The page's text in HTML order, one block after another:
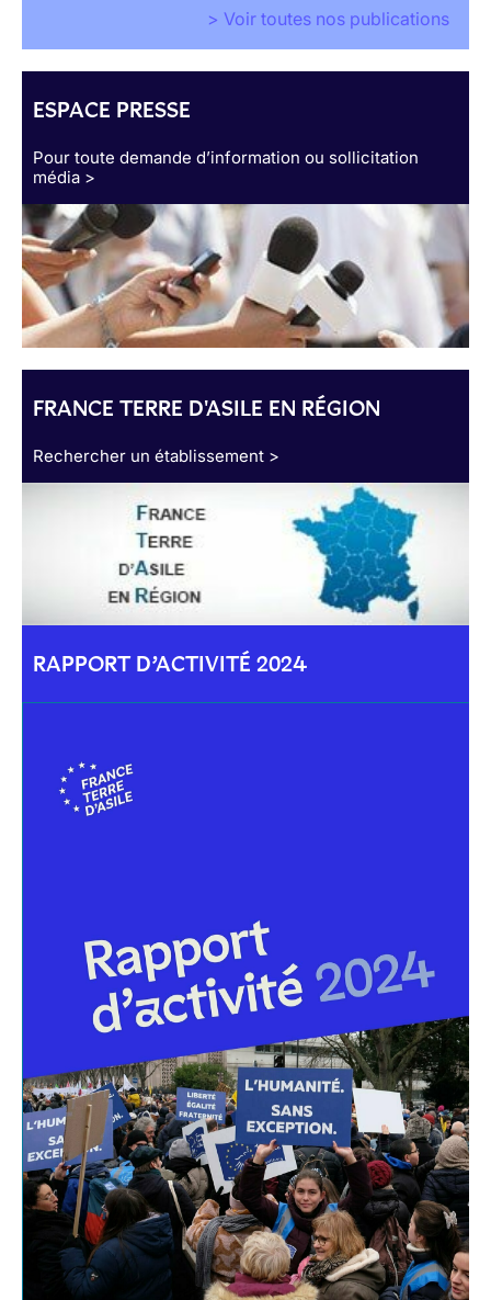
> Voir toutes nos publications
ESPACE PRESSE
Pour toute demande d’information ou sollicitation
média >
FRANCE TERRE D'ASILE EN RÉGION
Rechercher un établissement >
RAPPORT D’ACTIVITÉ 2024